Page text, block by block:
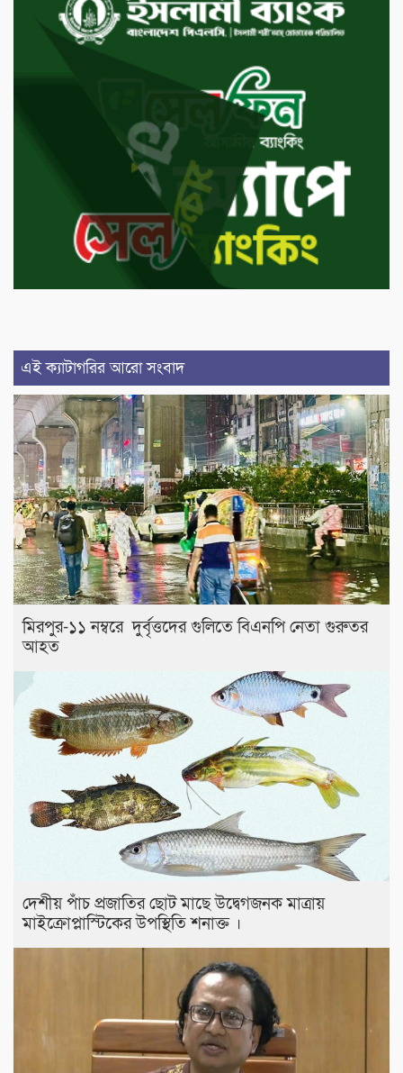
এই ক্যাটাগরির আরো সংবাদ
মিরপুর-১১ নম্বরে দুর্বৃত্তদের গুলিতে বিএনপি নেতা গুরুতর
আহত
দেশীয় পাঁচ প্রজাতির ছোট মাছে উদ্বেগজনক মাত্রায়
মাইক্রোপ্লাস্টিকের উপস্থিতি শনাক্ত ।